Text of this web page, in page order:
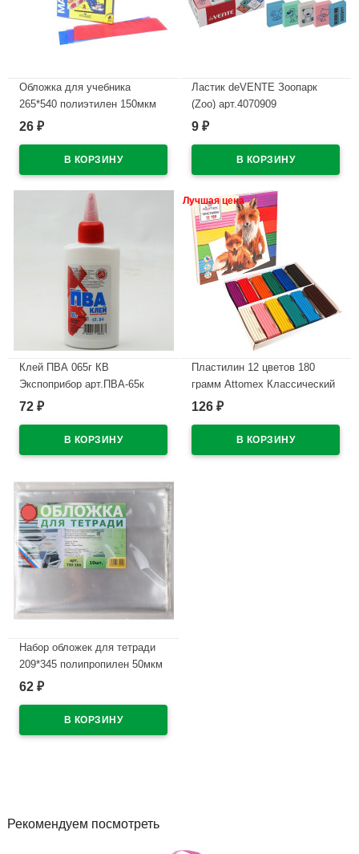
Обложка для учебника
265*540 полиэтилен 150мкм
универсальная ПЕТЕРСОН М
26 ₽
Ластик deVENTE Зоопарк
(Zoo) арт.4070909
9 ₽
Клей ПВА 065г КВ
Экспоприбор арт.ПВА-65к
В наличии
72 ₽
Лучшая цена
Пластилин 12 цветов 180
грамм Attomex Классический
картонная коробка арт
126 ₽
Набор обложек для тетради
209*345 полипропилен 50мкм
10 штук в наборе арт.Т50-10п
62 ₽
Рекомендуем посмотреть